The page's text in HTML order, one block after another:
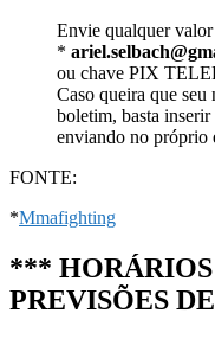
Envie qualquer
*
ou chave PIX
Caso queira que
boletim, basta
enviando no próprio
FONTE:
*Mmafighting
*** HORÁRIOS
PREVISÕES